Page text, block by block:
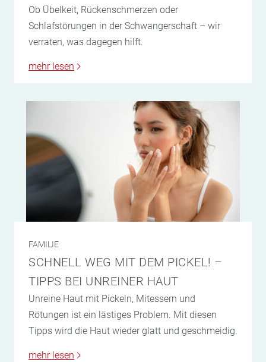
Ob Übelkeit, Rückenschmerzen oder
Schlafstörungen in der Schwangerschaft – wir
verraten, was dagegen hilft.
mehr lesen
FAMILIE
SCHNELL WEG MIT DEM PICKEL! –
TIPPS BEI UNREINER HAUT
Unreine Haut mit Pickeln, Mitessern und
Rötungen ist ein lästiges Problem. Mit diesen
Tipps wird die Haut wieder glatt und geschmeidig.
mehr lesen